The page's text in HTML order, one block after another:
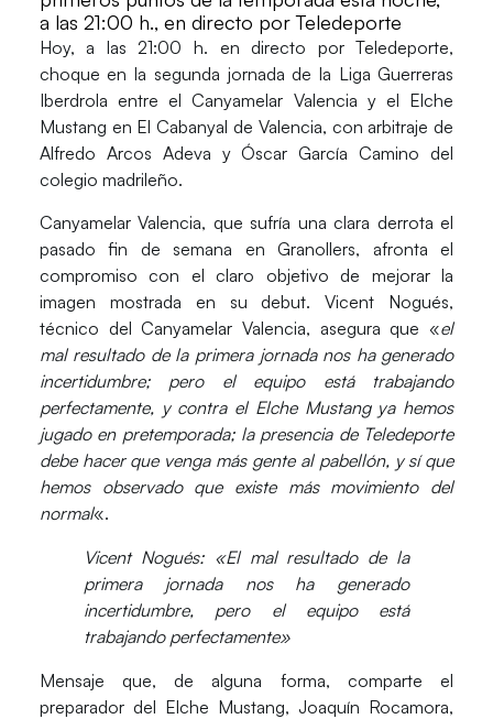
a las 21:00 h., en directo por Teledeporte
Hoy, a las 21:00 h. en directo porTeledeporte,
choque en la segunda jornada de la Liga Guerreras
Iberdrola entre el Canyamelar Valencia y el Elche
Mustang en El Cabanyal de Valencia, con arbitraje de
Alfredo Arcos Adeva y Óscar García Camino del
colegio madrileño.
Canyamelar Valencia, que sufría una clara derrota el
pasado fin de semana en Granollers, afronta el
compromiso con el claro objetivo de mejorar la
imagen mostrada en su debut. Vicent Nogués,
técnico del Canyamelar Valencia, asegura que «el
mal resultado de la primera jornada nos ha generado
incertidumbre; pero el equipo está trabajando
perfectamente, y contra el Elche Mustang ya hemos
jugado en pretemporada; la presencia de Teledeporte
debe hacer que venga más gente al pabellón, y sí que
hemos observado que existe más movimiento del
normal«.
Vicent Nogués: «El mal resultado de la
primera jornada nos ha generado
incertidumbre, pero el equipo está
trabajando perfectamente»
Mensaje que, de alguna forma, comparte el
preparador del Elche Mustang, Joaquín Rocamora,